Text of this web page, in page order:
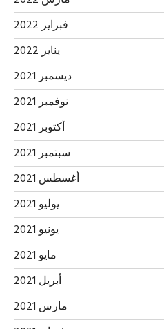
فبراير 2022
يناير 2022
ديسمبر 2021
نوفمبر 2021
أكتوبر 2021
سبتمبر 2021
أغسطس 2021
يوليو 2021
يونيو 2021
مايو 2021
أبريل 2021
مارس 2021